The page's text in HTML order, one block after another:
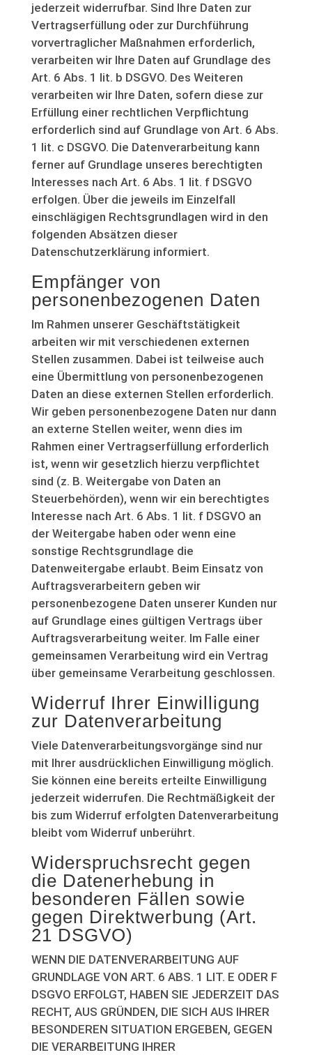
jederzeit widerrufbar. Sind Ihre Daten zur
Vertragserfüllung oder zur Durchführung
vorvertraglicher Maßnahmen erforderlich,
verarbeiten wir Ihre Daten auf Grundlage des
Art. 6 Abs. 1 lit. b DSGVO. Des Weiteren
verarbeiten wir Ihre Daten, sofern diese zur
Erfüllung einer rechtlichen Verpflichtung
erforderlich sind auf Grundlage von Art. 6 Abs.
1 lit. c DSGVO. Die Datenverarbeitung kann
ferner auf Grundlage unseres berechtigten
Interesses nach Art. 6 Abs. 1 lit. f DSGVO
erfolgen. Über die jeweils im Einzelfall
einschlägigen Rechtsgrundlagen wird in den
folgenden Absätzen dieser
Datenschutzerklärung informiert.
Empfänger von
personenbezogenen Daten
Im Rahmen unserer Geschäftstätigkeit
arbeiten wir mit verschiedenen externen
Stellen zusammen. Dabei ist teilweise auch
eine Übermittlung von personenbezogenen
Daten an diese externen Stellen erforderlich.
Wir geben personenbezogene Daten nur dann
an externe Stellen weiter, wenn dies im
Rahmen einer Vertragserfüllung erforderlich
ist, wenn wir gesetzlich hierzu verpflichtet
sind (z. B. Weitergabe von Daten an
Steuerbehörden), wenn wir ein berechtigtes
Interesse nach Art. 6 Abs. 1 lit. f DSGVO an
der Weitergabe haben oder wenn eine
sonstige Rechtsgrundlage die
Datenweitergabe erlaubt. Beim Einsatz von
Auftragsverarbeitern geben wir
personenbezogene Daten unserer Kunden nur
auf Grundlage eines gültigen Vertrags über
Auftragsverarbeitung weiter. Im Falle einer
gemeinsamen Verarbeitung wird ein Vertrag
über gemeinsame Verarbeitung geschlossen.
Widerruf Ihrer Einwilligung
zur Datenverarbeitung
Viele Datenverarbeitungsvorgänge sind nur
mit Ihrer ausdrücklichen Einwilligung möglich.
Sie können eine bereits erteilte Einwilligung
jederzeit widerrufen. Die Rechtmäßigkeit der
bis zum Widerruf erfolgten Datenverarbeitung
bleibt vom Widerruf unberührt.
Widerspruchsrecht gegen
die Datenerhebung in
besonderen Fällen sowie
gegen Direktwerbung (Art.
21 DSGVO)
WENN DIE DATENVERARBEITUNG AUF
GRUNDLAGE VON ART. 6 ABS. 1 LIT. E ODER F
DSGVO ERFOLGT, HABEN SIE JEDERZEIT DAS
RECHT, AUS GRÜNDEN, DIE SICH AUS IHRER
BESONDEREN SITUATION ERGEBEN, GEGEN
DIE VERARBEITUNG IHRER